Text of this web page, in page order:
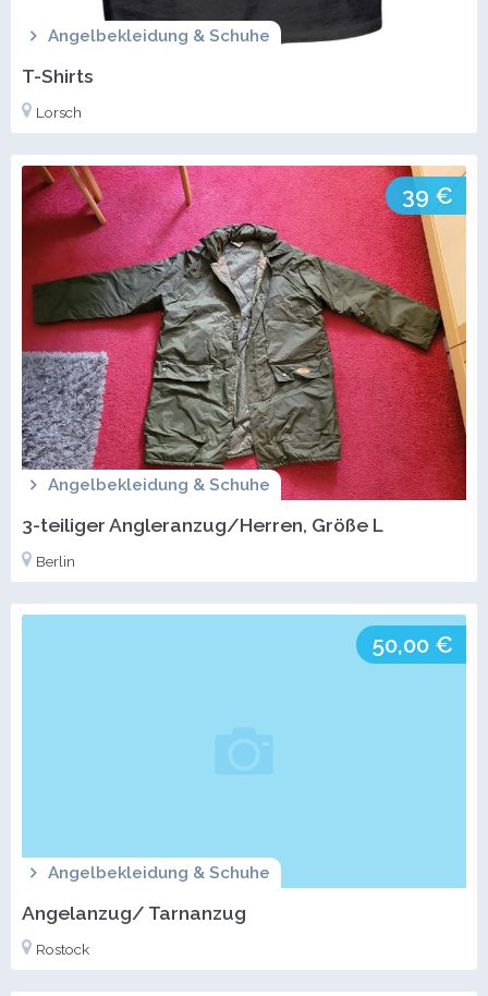
Angelbekleidung & Schuhe
T-Shirts
Lorsch
39 €
Angelbekleidung & Schuhe
3-teiliger Angleranzug/Herren, Größe L
Berlin
50,00 €
Angelbekleidung & Schuhe
Angelanzug/ Tarnanzug
Rostock